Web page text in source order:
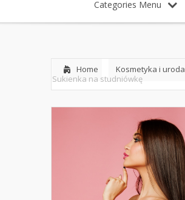
Categories Menu
Home
Kosmetyka i uroda
Sukienka na studniówkę